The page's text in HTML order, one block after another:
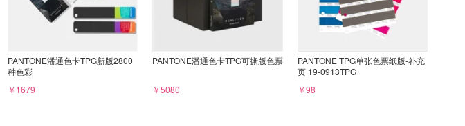
PANTONE潘通色卡TPG新版2800
种色彩
￥1679
PANTONE潘通色卡TPG可撕版色票
￥5080
PANTONE TPG单张色票纸版-补充
页 19-0913TPG
￥98